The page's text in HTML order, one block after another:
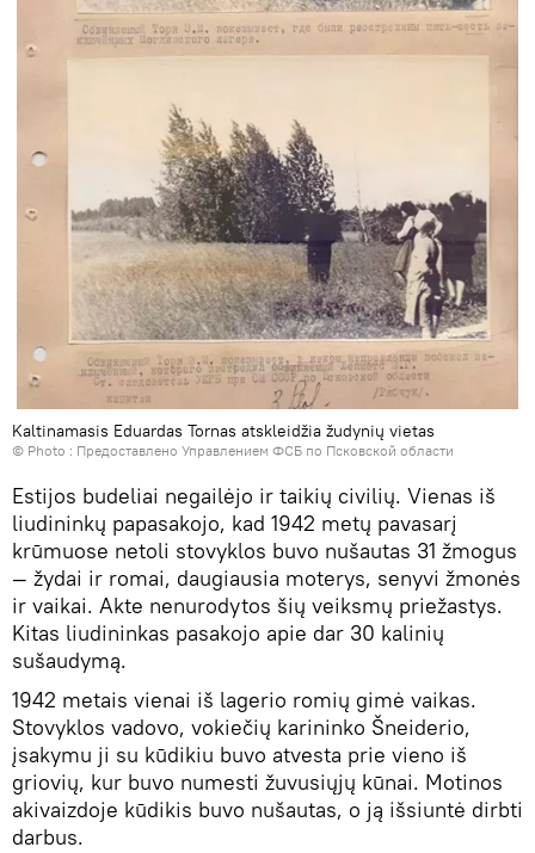
Kaltinamasis Eduardas Tornas atskleidžia žudynių vietas
© Photo : Предоставлено Управлением ФСБ по Псковской области
Estijos budeliai negailėjo ir taikių civilių. Vienas iš
liudininkų papasakojo, kad 1942 metų pavasarį
krūmuose netoli stovyklos buvo nušautas 31 žmogus
— žydai ir romai, daugiausia moterys, senyvi žmonės
ir vaikai. Akte nenurodytos šių veiksmų priežastys.
Kitas liudininkas pasakojo apie dar 30 kalinių
sušaudymą.
1942 metais vienai iš lagerio romių gimė vaikas.
Stovyklos vadovo, vokiečių karininko Šneiderio,
įsakymu ji su kūdikiu buvo atvesta prie vieno iš
griovių, kur buvo numesti žuvusiųjų kūnai. Motinos
akivaizdoje kūdikis buvo nušautas, o ją išsiuntė dirbti
darbus.